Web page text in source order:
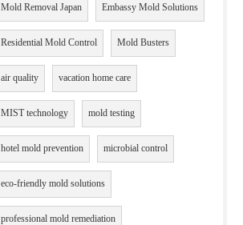
Mold Removal Japan Embassy Mold Solutions
Residential Mold Control Mold Busters
air quality vacation home care
MIST technology mold testing
hotel mold prevention microbial control
eco-friendly mold solutions
professional mold remediation